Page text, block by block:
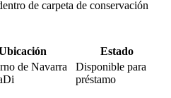
de carpeta de conservación
Estado
de Navarra
Disponible para
préstamo